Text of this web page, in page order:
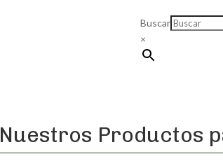
Buscar
×
Nuestros Productos